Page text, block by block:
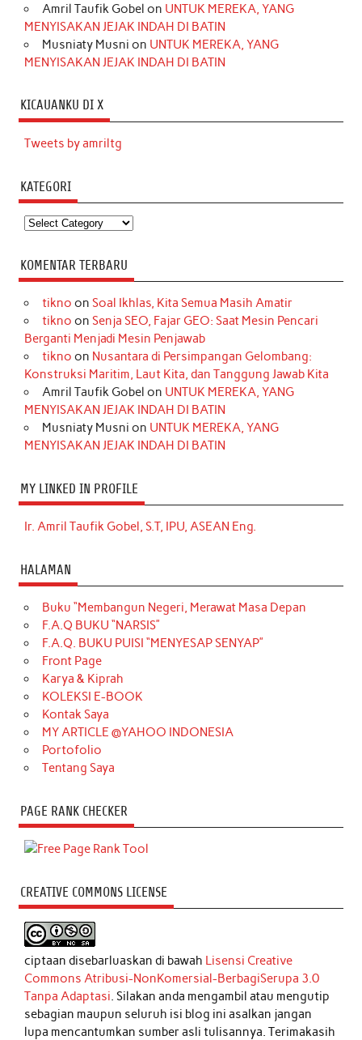
Amril Taufik Gobel on UNTUK MEREKA, YANG
MENYISAKAN JEJAK INDAH DI BATIN
Musniaty Musni on UNTUK MEREKA, YANG
MENYISAKAN JEJAK INDAH DI BATIN
KICAUANKU DI X
Tweets by amriltg
KATEGORI
Kategori
KOMENTAR TERBARU
tikno on Soal Ikhlas, Kita Semua Masih Amatir
tikno on Senja SEO, Fajar GEO: Saat Mesin Pencari
Berganti Menjadi Mesin Penjawab
tikno on Nusantara di Persimpangan Gelombang:
Konstruksi Maritim, Laut Kita, dan Tanggung Jawab Kita
Amril Taufik Gobel on UNTUK MEREKA, YANG
MENYISAKAN JEJAK INDAH DI BATIN
Musniaty Musni on UNTUK MEREKA, YANG
MENYISAKAN JEJAK INDAH DI BATIN
MY LINKED IN PROFILE
Ir. Amril Taufik Gobel, S.T, IPU, ASEAN Eng.
HALAMAN
Buku “Membangun Negeri, Merawat Masa Depan
F.A.Q BUKU “NARSIS”
F.A.Q. BUKU PUISI “MENYESAP SENYAP”
Front Page
Karya & Kiprah
KOLEKSI E-BOOK
Kontak Saya
MY ARTICLE @YAHOO INDONESIA
Portofolio
Tentang Saya
PAGE RANK CHECKER
CREATIVE COMMONS LICENSE
ciptaan disebarluaskan di bawah Lisensi Creative
Commons Atribusi-NonKomersial-BerbagiSerupa 3.0
Tanpa Adaptasi . Silakan anda mengambil atau mengutip
sebagian maupun seluruh isi blog ini asalkan jangan
lupa mencantumkan sumber asli tulisannya. Terimakasih